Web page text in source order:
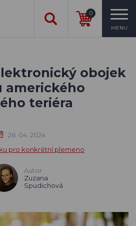
0
MENU
obojek
amerického
teriéra
26. 04. 2024
pro konkrétní plemeno
Autor
Zuzana
Spudichová